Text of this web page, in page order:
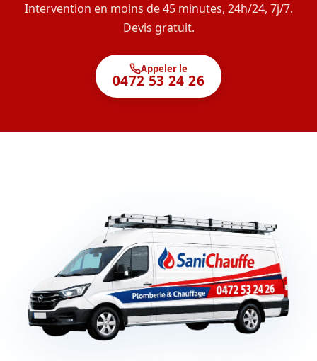
Intervention en moins de 45 minutes, 24h/24, 7j/7.
Devis gratuit.
Appeler le
0472 53 24 26